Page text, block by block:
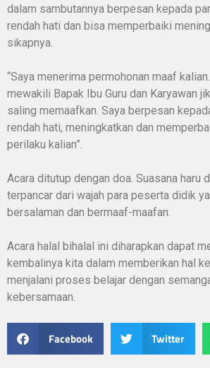
dalam sambutannya berpesan kepada
rendah hati dan bisa memperbaiki
sikapnya.
“Saya menerima permohonan maaf
mewakili Bapak Ibu Guru dan Karyawan
saling memaafkan. Saya berpesan
rendah hati, meningkatkan dan
perilaku kalian”.
Acara ditutup dengan doa. Suasana haru
terpancar dari wajah para peserta didik
bersalaman dan bermaaf-maafan.
Acara halal bihalal ini diharapkan dapat
kembalinya kita dalam memberikan hal
menjalani proses belajar dengan
kebersamaan.
Facebook Twitter